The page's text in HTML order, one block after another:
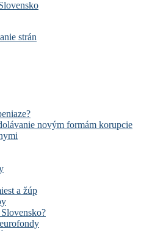
strán
novým formám korupcie
a žúp